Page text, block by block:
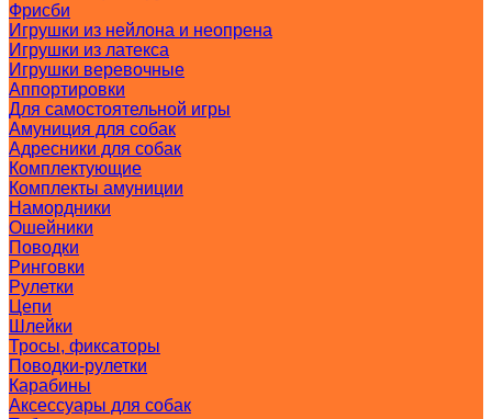
Фрисби
Игрушки из нейлона и неопрена
Игрушки из латекса
Игрушки веревочные
Аппортировки
Для самостоятельной игры
Амуниция для собак
Адресники для собак
Комплектующие
Комплекты амуниции
Намордники
Ошейники
Поводки
Ринговки
Рулетки
Цепи
Шлейки
Тросы, фиксаторы
Поводки-рулетки
Карабины
Аксессуары для собак